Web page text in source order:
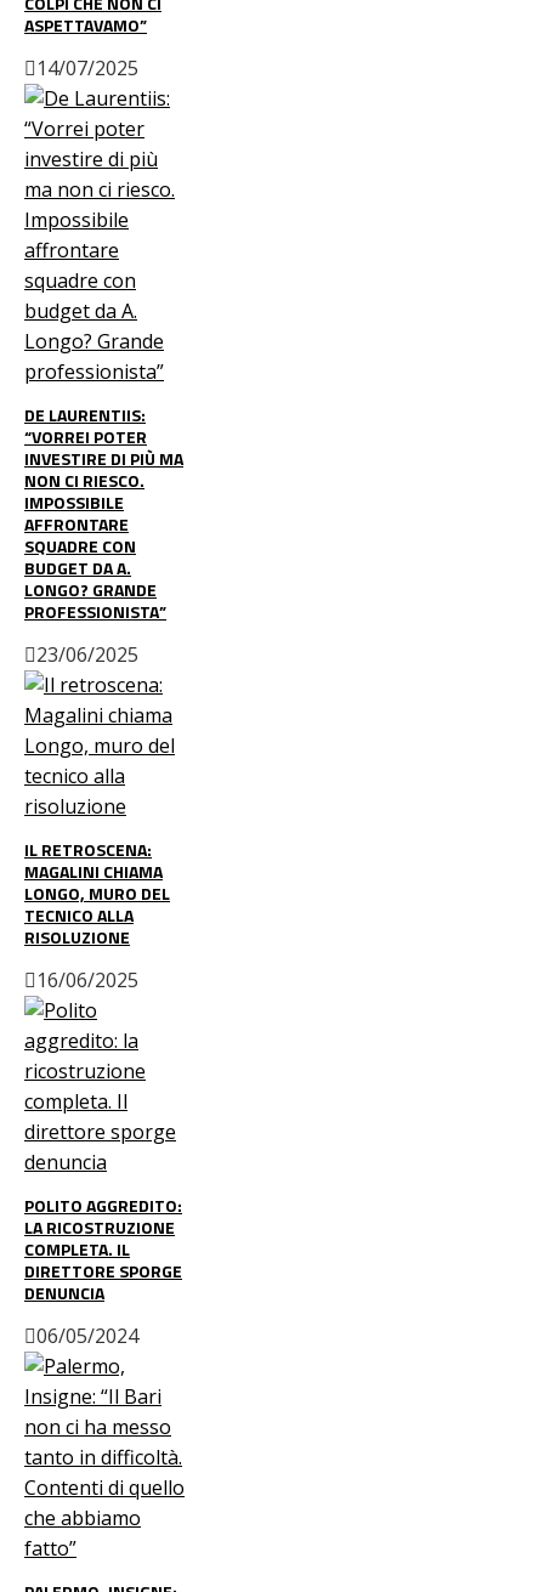
ASPETTAVAMO”
14/07/2025
DE LAURENTIIS:
“VORREI POTER
INVESTIRE DI PIÙ MA
NON CI RIESCO.
IMPOSSIBILE
AFFRONTARE
SQUADRE CON
BUDGET DA A.
LONGO? GRANDE
PROFESSIONISTA”
23/06/2025
IL RETROSCENA:
MAGALINI CHIAMA
LONGO, MURO DEL
TECNICO ALLA
RISOLUZIONE
16/06/2025
POLITO AGGREDITO:
LA RICOSTRUZIONE
COMPLETA. IL
DIRETTORE SPORGE
DENUNCIA
06/05/2024